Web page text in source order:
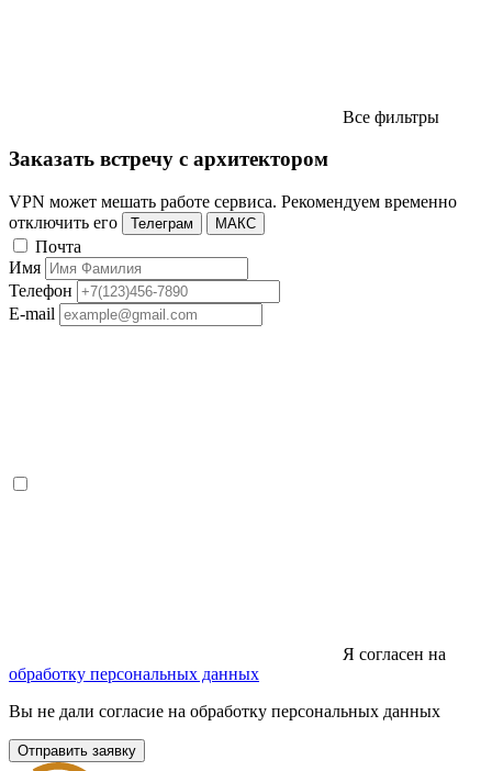
Все фильтры
Заказать встречу с архитектором
VPN может мешать работе сервиса. Рекомендуем временно
отключить его
Телеграм МАКС
Почта
Имя
Телефон
E-mail
Я согласен на
обработку персональных данных
Вы не дали согласие на обработку персональных данных
Отправить заявку